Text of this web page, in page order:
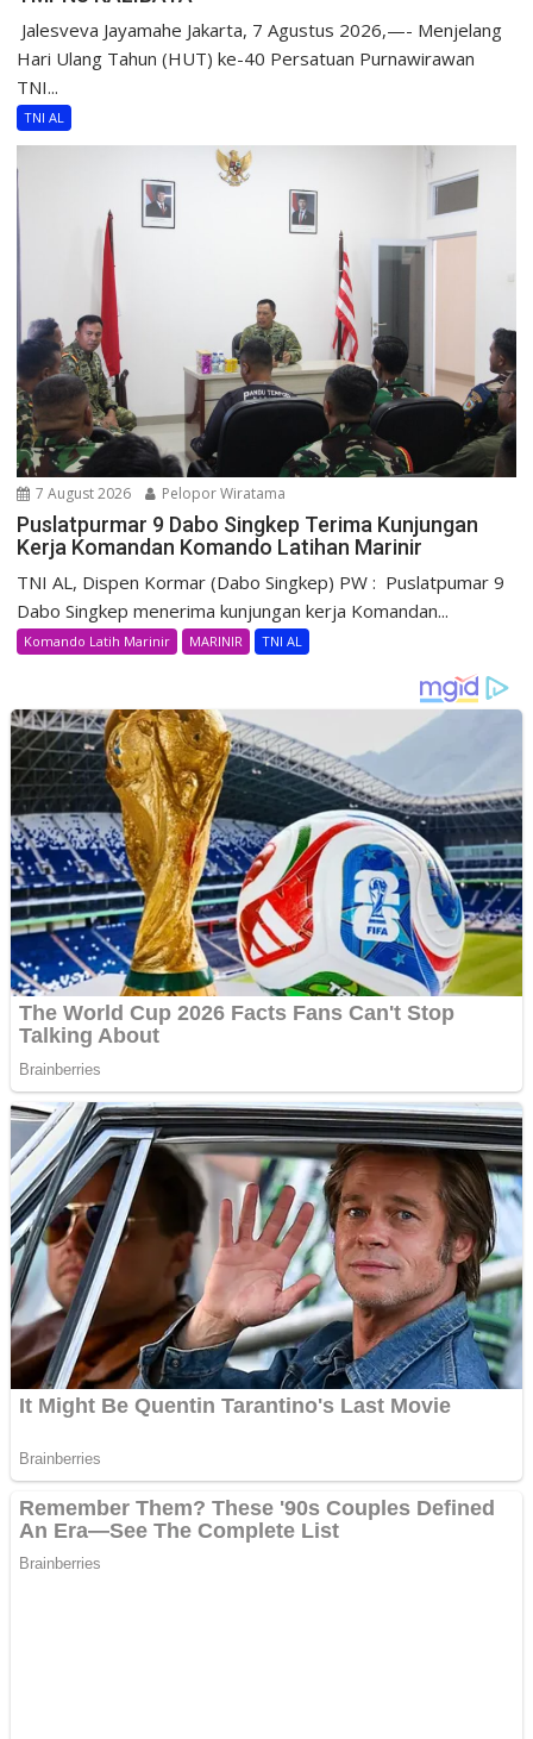
​ Jalesveva Jayamahe Jakarta, 7 Agustus 2026,—- Menjelang
Hari Ulang Tahun (HUT) ke-40 Persatuan Purnawirawan
TNI...
TNI AL
7 August 2026 Pelopor Wiratama
Puslatpurmar 9 Dabo Singkep Terima Kunjungan
Kerja Komandan Komando Latihan Marinir
TNI AL, Dispen Kormar (Dabo Singkep) PW : Puslatpumar 9
Dabo Singkep menerima kunjungan kerja Komandan...
Komando Latih Marinir MARINIR TNI AL